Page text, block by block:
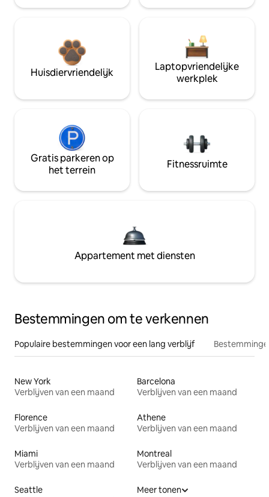
Huisdiervriendelijk
Laptopvriendelijke
werkplek
Gratis parkeren op
het terrein
Fitnessruimte
Appartement met diensten
Bestemmingen om te verkennen
Populaire bestemmingen voor een lang verblijf
New York
Verblijven van een maand
Barcelona
Verblijven van een maand
Florence
Verblijven van een maand
Athene
Verblijven van een maand
Miami
Verblijven van een maand
Montreal
Verblijven van een maand
Seattle
Meer tonen